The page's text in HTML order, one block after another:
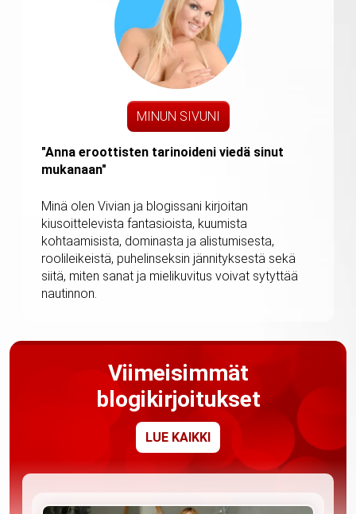
MINUN SIVUNI
"Anna eroottisten tarinoideni viedä sinut
mukanaan"
Minä olen Vivian ja blogissani kirjoitan
kiusoittelevista fantasioista, kuumista
kohtaamisista, dominasta ja alistumisesta,
roolileikeistä, puhelinseksin jännityksestä sekä
siitä, miten sanat ja mielikuvitus voivat sytyttää
nautinnon.
Viimeisimmät
blogikirjoitukset
LUE KAIKKI